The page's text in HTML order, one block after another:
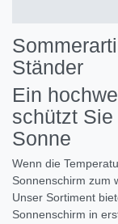
Ständer
Ein
schützt
Sonne
Wenn die
Sonnenschirm zum
Unser Sortiment
Sonnenschirm in